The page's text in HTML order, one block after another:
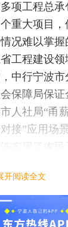
项工程总
重大项目，
况难以掌握
工程建设
中行宁波
保障局保
人社局“甬
接”应用场
信息后开立
政府主管部
企业在线
开阅读全文